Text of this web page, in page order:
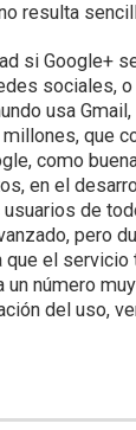
resulta
si Google+
sociales,
usa Gmail,
que
como
en el
de
pero
el servicio
número
del uso,